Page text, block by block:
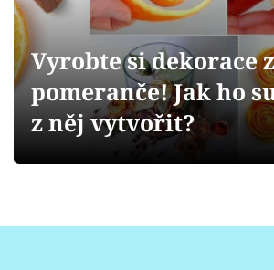
Přihlášení
Sledujte nás
Vyrobte si dekorace z
pomeranče! Jak ho
z něj vytvořit?